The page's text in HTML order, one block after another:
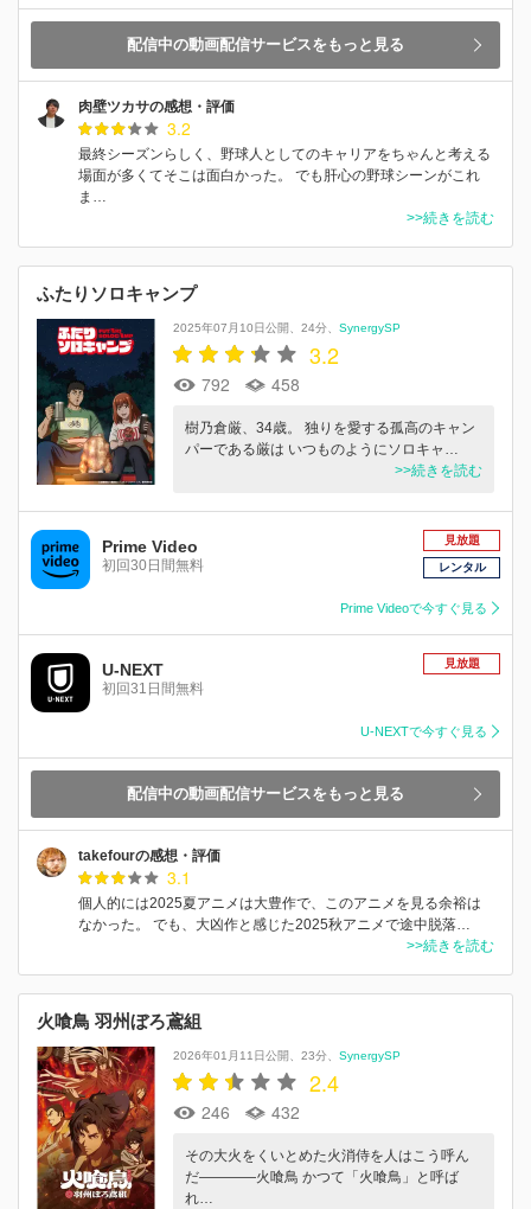
配信中の動画配信サービスをもっと見る
肉壁ツカサの感想・評価
3.2
最終シーズンらしく、野球人としてのキャリアをちゃんと考える
場面が多くてそこは面白かった。 でも肝心の野球シーンがこれ
ま…
>>続きを読む
ふたりソロキャンプ
2025年07月10日公開 24分 SynergySP
3.2
792 458
樹乃倉厳、34歳。 独りを愛する孤高のキャン
パーである厳は いつものようにソロキャ…
>>続きを読む
Prime Video
初回30日間無料
見放題
レンタル
Prime Videoで今すぐ見る
U-NEXT
初回31日間無料
見放題
U-NEXTで今すぐ見る
配信中の動画配信サービスをもっと見る
takefourの感想・評価
3.1
個人的には2025夏アニメは大豊作で、このアニメを見る余裕は
なかった。 でも、大凶作と感じた2025秋アニメで途中脱落…
>>続きを読む
火喰鳥 羽州ぼろ鳶組
2026年01月11日公開 23分 SynergySP
2.4
246 432
その大火をくいとめた火消侍を人はこう呼ん
だ――――火喰鳥 かつて「火喰鳥」と呼ば
れ…